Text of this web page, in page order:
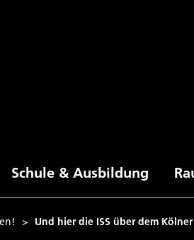
Schule & Ausbildung
> Und hier die ISS über dem